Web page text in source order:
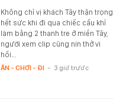
Không chỉ vị khách Tây thận trọng
hết sức khi đi qua chiếc cầu khỉ
làm bằng 2 thanh tre ở miền Tây,
người xem clip cũng nín thở vì
hồi…
ĂN - CHƠI - ĐI - 3 giờ trước